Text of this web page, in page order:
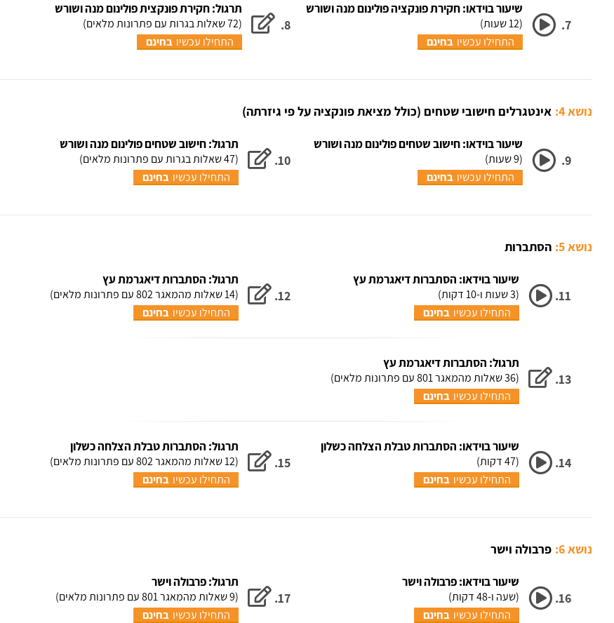
7.
שיעור בוידאו: חקירת פונקציה פולינום מנה ושורש
(12 שעות)
התחילו עכשיו בחינם
8.
תרגול: חקירת פונקצית פולינום מנה ושורש
(72 שאלות בגרות עם פתרונות מלאים)
התחילו עכשיו בחינם
נושא 4: אינטגרלים חישובי שטחים (כולל מציאת פונקציה על פי גיזרתה)
9.
שיעור בוידאו: חישוב שטחים פולינום מנה ושורש
(9 שעות)
התחילו עכשיו בחינם
10.
תרגול: חישוב שטחים פולינום מנה ושורש
(47 שאלות בגרות עם פתרונות מלאים)
התחילו עכשיו בחינם
נושא 5: הסתברות
11.
שיעור בוידאו: הסתברות דיאגרמת עץ
(3 שעות ו-10 דקות)
התחילו עכשיו בחינם
12.
תרגול: הסתברות דיאגרמת עץ
(14 שאלות מהמאגר 802 עם פתרונות מלאים)
התחילו עכשיו בחינם
13.
תרגול: הסתברות דיאגרמת עץ
(36 שאלות מהמאגר 801 עם פתרונות מלאים)
התחילו עכשיו בחינם
14.
שיעור בוידאו: הסתברות טבלת הצלחה כשלון
(47 דקות)
התחילו עכשיו בחינם
15.
תרגול: הסתברות טבלת הצלחה כשלון
(12 שאלות מהמאגר 802 עם פתרונות מלאים)
התחילו עכשיו בחינם
נושא 6: פרבולה וישר
16.
שיעור בוידאו: פרבולה וישר
(שעה ו-48 דקות)
התחילו עכשיו בחינם
17.
תרגול: פרבולה וישר
(9 שאלות מהמאגר 801 עם פתרונות מלאים)
התחילו עכשיו בחינם